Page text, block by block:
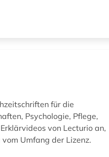
für die
Psychologie, Pflege,
von Lecturio an,
Umfang der Lizenz.